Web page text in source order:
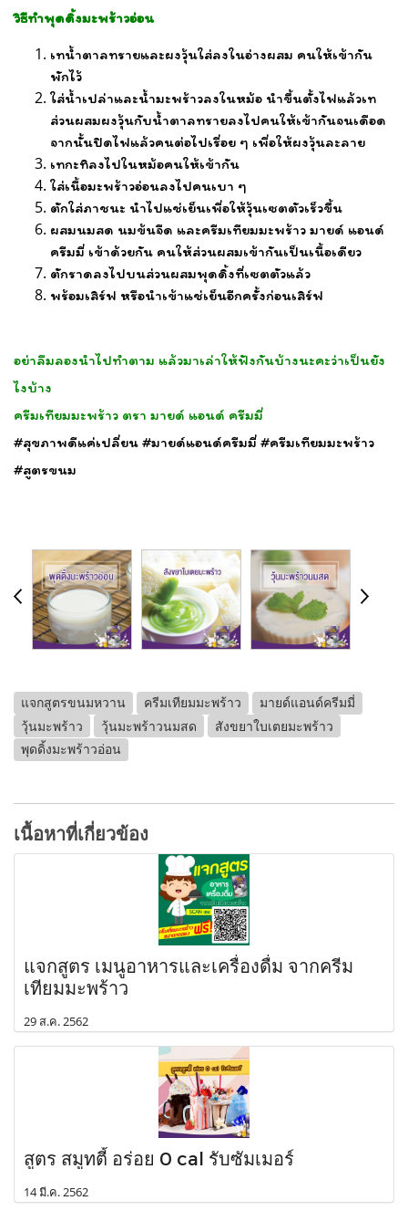
วิธีทำพุดดิ้งมะพร้าวอ่อน
เทน้ำตาลทรายและผงวุ้นใส่ลงในอ่างผสม คนให้เข้ากัน
พักไว้
ใส่น้ำเปล่าและน้ำมะพร้าวลงในหม้อ นำขึ้นตั้งไฟแล้วเท
ส่วนผสมผงวุ้นกับน้ำตาลทรายลงไปคนให้เข้ากันจนเดือด
จากนั้นปิดไฟแล้วคนต่อไปเรื่อย ๆ เพื่อให้ผงวุ้นละลาย
เทกะทิลงไปในหม้อคนให้เข้ากัน
ใส่เนื้อมะพร้าวอ่อนลงไปคนเบา ๆ
ตักใส่ภาชนะ นำไปแช่เย็นเพื่อให้วุ้นเซตตัวเร็วขึ้น
ผสมนมสด นมข้นจืด และครีมเทียมมะพร้าว มายด์ แอนด์
ครีมมี่ เข้าด้วยกัน คนให้ส่วนผสมเข้ากันเป็นเนื้อเดียว
ตักราดลงไปบนส่วนผสมพุดดิ้งที่เซตตัวแล้ว
พร้อมเสิร์ฟ หรือนำเข้าแช่เย็นอีกครั้งก่อนเสิร์ฟ
อย่าลืมลองนำไปทำตาม แล้วมาเล่าให้ฟังกันบ้างนะคะว่าเป็นยัง
ไงบ้าง
ครีมเทียมมะพร้าว ตรา มายด์ แอนด์ ครีมมี่
#สุขภาพดีแค่เปลี่ยน #มายด์แอนด์ครีมมี่ #ครีมเทียมมะพร้าว
#สูตรขนม
แจกสูตรขนมหวาน ครีมเทียมมะพร้าว
มายด์แอนด์ครีมมี่
วุ้นมะพร้าว
วุ้นมะพร้าวนมสด
สังขยาใบเตยมะพร้าว
พุดดิ้งมะพร้าวอ่อน
เนื้อหาที่เกี่ยวข้อง
แจกสูตร เมนูอาหารและเครื่องดื่ม จากครีม
เทียมมะพร้าว
29 ส.ค. 2562
สูตร สมูทตี้ อร่อย 0 cal รับซัมเมอร์
14 มี.ค. 2562